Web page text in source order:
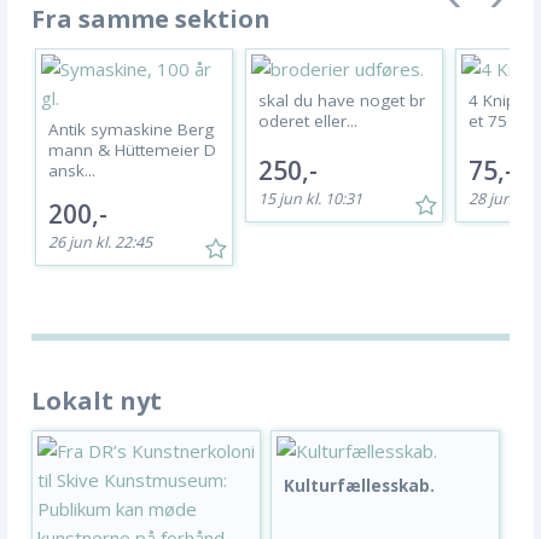
Fra samme sektion
Antik symaskine Berg
mann & Hüttemeier D
ansk...
200,-
26 jun kl. 22:45
skal du have noget br
oderet eller...
250,-
15 jun kl. 10:31
4
et 75 kr.
75,-
28 jun kl.
Lokalt nyt
Kulturfællesskab.